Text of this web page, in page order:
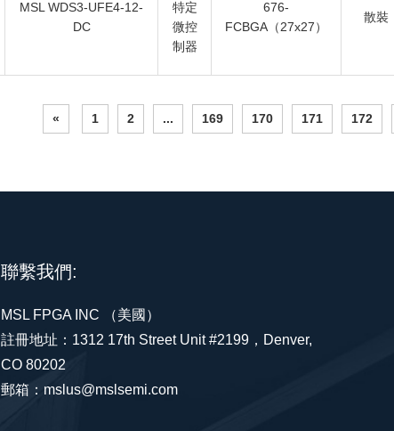
MSL WDS3-UFE4-12-
DC
特定
微控
制器
676-
FCBGA（27x27）
散裝
« 1 2 ... 169 170 171 172
聯繫我們:
MSL FPGA INC （美國）
註冊地址：1312 17th Street Unit #2199，Denver,
CO 80202
郵箱：mslus@mslsemi.com